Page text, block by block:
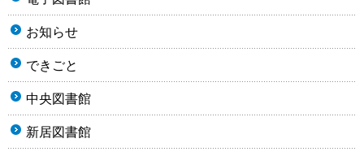
お知らせ
できごと
中央図書館
新居図書館